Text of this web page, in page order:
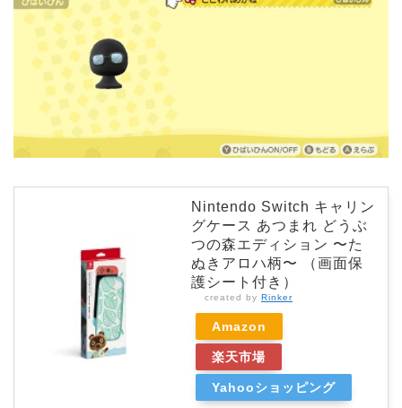
Nintendo Switch キャリン
グケース あつまれ どうぶ
つの森エディション 〜た
ぬきアロハ柄〜 （画面保
護シート付き）
created by Rinker
Amazon
楽天市場
Yahooショッピング